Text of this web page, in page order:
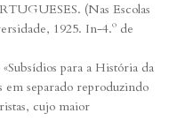
(Nas Escolas
1925. In-4.º de
para a História da
em separado reproduzindo
cujo maior